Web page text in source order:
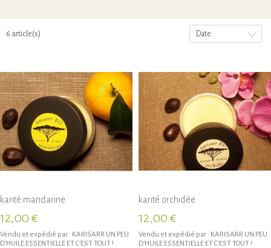
6 article(s) Date
karité mandarine
12,00 €
Vendu et expédié par : KARISARR UN PEU
D'HUILE ESSENTIELLE ET C'EST TOUT !
karité orchidée
12,00 €
Vendu et expédié par : KARISARR UN PEU
D'HUILE ESSENTIELLE ET C'EST TOUT !